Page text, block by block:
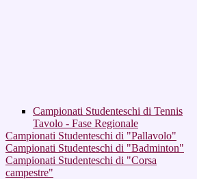
Campionati Studenteschi di Tennis
Tavolo - Fase Regionale
Campionati Studenteschi di "Pallavolo"
Campionati Studenteschi di "Badminton"
Campionati Studenteschi di "Corsa
campestre"